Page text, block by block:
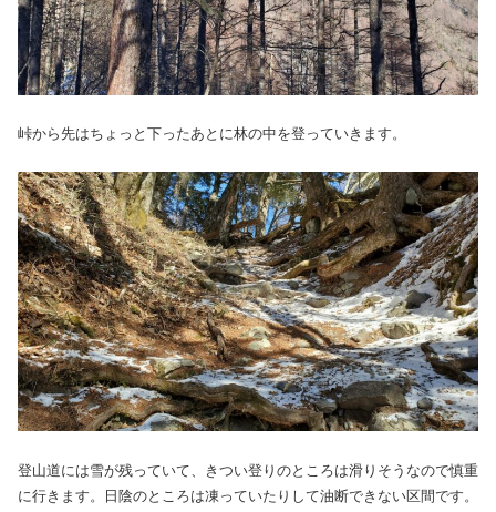
峠から先はちょっと下ったあとに林の中を登っていきます。
登山道には雪が残っていて、きつい登りのところは滑りそうなので慎重
に行きます。日陰のところは凍っていたりして油断できない区間です。